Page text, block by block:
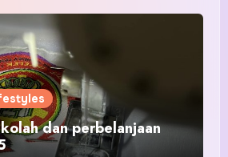
dan perbelanjaan